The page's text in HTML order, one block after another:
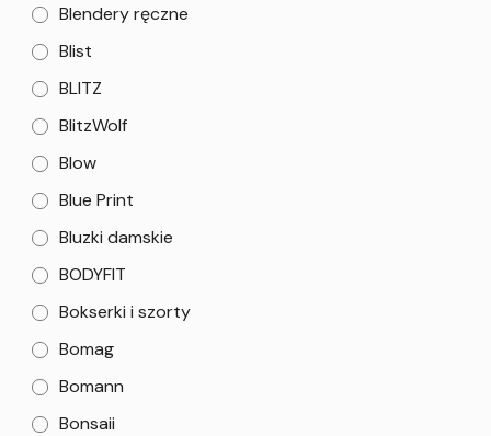
Blendery ręczne
Blist
BLITZ
BlitzWolf
Blow
Blue Print
Bluzki damskie
BODYFIT
Bokserki i szorty
Bomag
Bomann
Bonsaii